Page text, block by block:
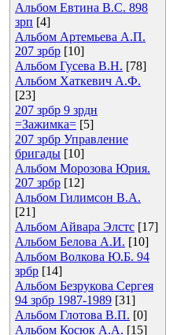
Альбом Евтина В.С. 898
зрп [4]
Альбом Артемьева А.П.
207 зрбр [10]
Альбом Гусева В.Н. [78]
Альбом Хаткевич А.Ф.
[23]
207 зрбр 9 зрдн
=Зажимка= [5]
207 зрбр Управление
бригады [10]
Альбом Морозова Юрия.
207 зрбр [12]
Альбом Гилимсон В.А.
[21]
Альбом Айвара Элстс [17]
Альбом Белова А.И. [10]
Альбом Волкова Ю.Б. 94
зрбр [14]
Альбом Безрукова Сергея
94 зрбр 1987-1989 [31]
Альбом Глотова В.П. [0]
Альбом Косюк А.А. [15]